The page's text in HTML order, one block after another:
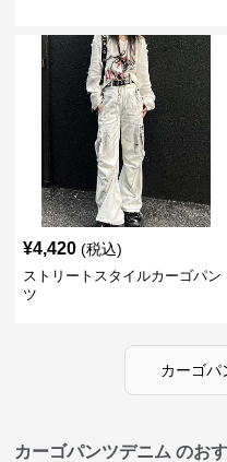
¥4,420 (税込)
ストリートスタイルカーゴパン
ツ
カーゴパ
カーゴパンツデニム のお